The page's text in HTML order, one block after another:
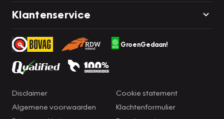
Klantenservice
GroenGedaan!
Disclaimer
Algemene voorwaarden
Cookie statement
Klachtenformulier